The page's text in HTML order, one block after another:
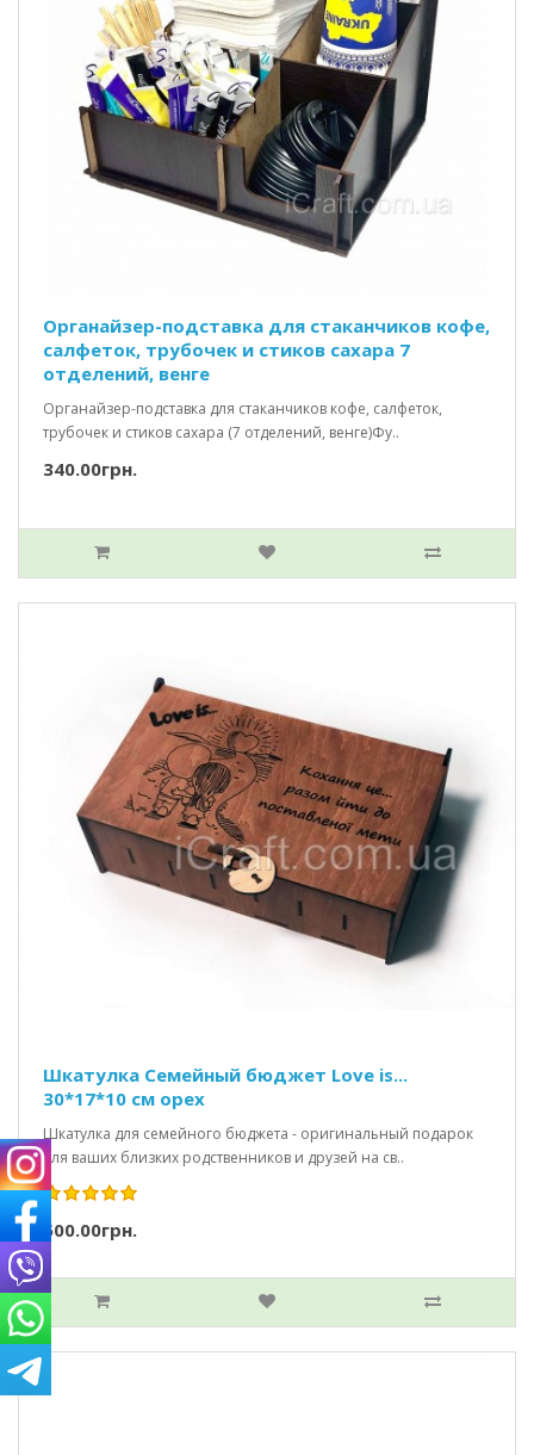
Органайзер-подставка для стаканчиков кофе,
салфеток, трубочек и стиков сахара 7
отделений, венге
Органайзер-подставка для стаканчиков кофе, салфеток,
трубочек и стиков сахара (7 отделений, венге)Фу..
340.00грн.
Шкатулка Семейный бюджет Love is...
30*17*10 см орех
Шкатулка для семейного бюджета - оригинальный подарок
для ваших близких родственников и друзей на св..
500.00грн.